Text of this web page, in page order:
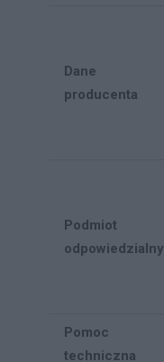
Dane
producenta
Podmiot
odpowiedzialny
Pomoc
techniczna